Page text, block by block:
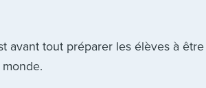
avant tout préparer les élèves à être